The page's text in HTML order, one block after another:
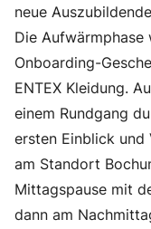
neue
Die Aufwärmphase
Onboarding-
ENTEX Kleidung.
einem Rundgang
ersten Einblick und
am Standort
Mittagspause mit
dann am